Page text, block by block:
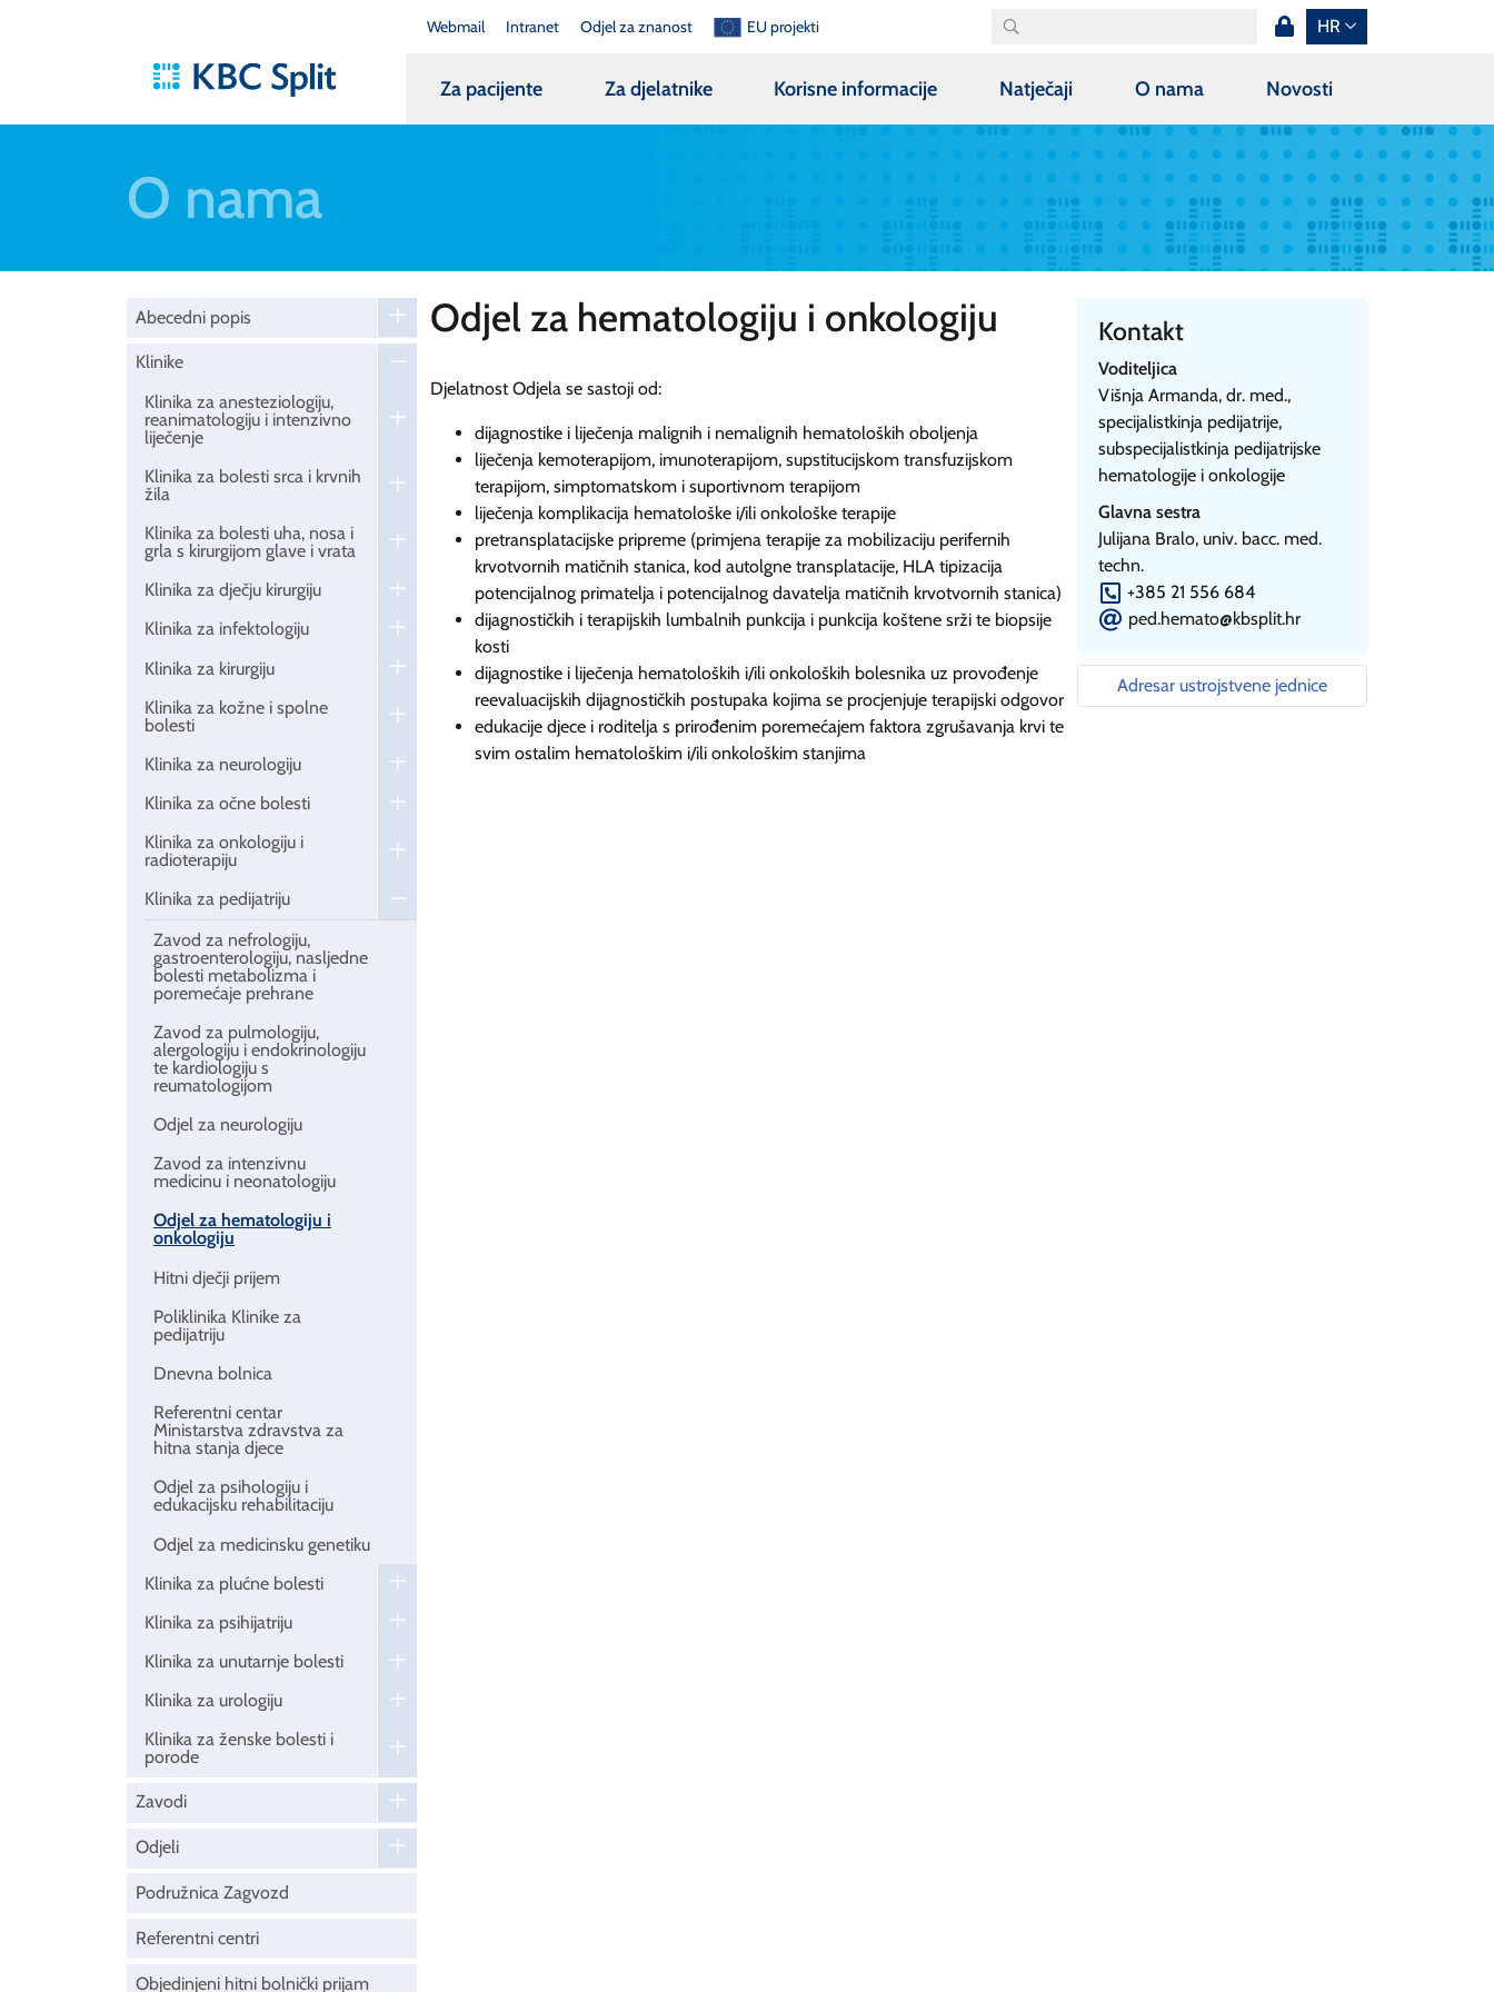
Webmail Intranet Odjel za znanost EU projekti HR
Za pacijente Za djelatnike Korisne informacije Natječaji O nama Novosti
O nama
Abecedni popis
Klinike
Klinika za anesteziologiju,
reanimatologiju i intenzivno
liječenje
Klinika za bolesti srca i krvnih
žila
Klinika za bolesti uha, nosa i
grla s kirurgijom glave i vrata
Klinika za dječju kirurgiju
Klinika za infektologiju
Klinika za kirurgiju
Klinika za kožne i spolne
bolesti
Klinika za neurologiju
Klinika za očne bolesti
Klinika za onkologiju i
radioterapiju
Klinika za pedijatriju
Zavod za nefrologiju,
gastroenterologiju, nasljedne
bolesti metabolizma i
poremećaje prehrane
Zavod za pulmologiju,
alergologiju i endokrinologiju
te kardiologiju s
reumatologijom
Odjel za neurologiju
Zavod za intenzivnu
medicinu i neonatologiju
Odjel za hematologiju i
onkologiju
Hitni dječji prijem
Poliklinika Klinike za
pedijatriju
Dnevna bolnica
Referentni centar
Ministarstva zdravstva za
hitna stanja djece
Odjel za psihologiju i
edukacijsku rehabilitaciju
Odjel za medicinsku genetiku
Klinika za plućne bolesti
Klinika za psihijatriju
Klinika za unutarnje bolesti
Klinika za urologiju
Klinika za ženske bolesti i
porode
Zavodi
Odjeli
Podružnica Zagvozd
Referentni centri
Objedinjeni hitni bolnički prijam
Odjel za hematologiju i onkologiju
Djelatnost Odjela se sastoji od:
dijagnostike i liječenja malignih i nemalignih hematoloških oboljenja
liječenja kemoterapijom, imunoterapijom, supstitucijskom transfuzijskom
terapijom, simptomatskom i suportivnom terapijom
liječenja komplikacija hematološke i/ili onkološke terapije
pretransplatacijske pripreme (primjena terapije za mobilizaciju perifernih
krvotvornih matičnih stanica, kod autolgne transplatacije, HLA tipizacija
potencijalnog primatelja i potencijalnog davatelja matičnih krvotvornih stanica)
dijagnostičkih i terapijskih lumbalnih punkcija i punkcija koštene srži te biopsije
kosti
dijagnostike i liječenja hematoloških i/ili onkoloških bolesnika uz provođenje
reevaluacijskih dijagnostičkih postupaka kojima se procjenjuje terapijski odgovor
edukacije djece i roditelja s prirođenim poremećajem faktora zgrušavanja krvi te
svim ostalim hematološkim i/ili onkološkim stanjima
Kontakt
Voditeljica
Višnja Armanda, dr. med.,
specijalistkinja pedijatrije,
subspecijalistkinja pedijatrijske
hematologije i onkologije
Glavna sestra
Julijana Bralo, univ. bacc. med.
techn.
P +385 21 556 684
E ped.hemato@kbsplit.hr
Adresar ustrojstvene jednice